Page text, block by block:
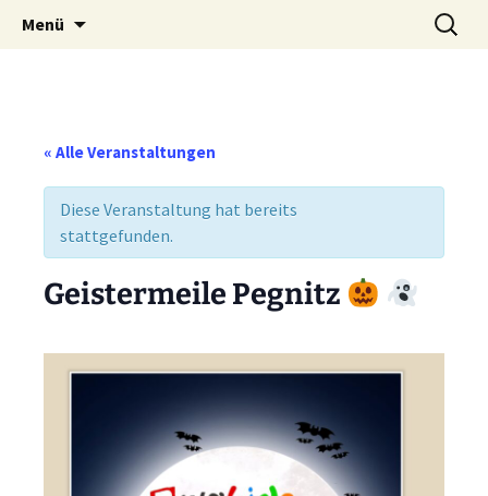
Tierhilfe
Weidenberg und Umgebung e.V.
Menü
Suchen
nach:
« Alle Veranstaltungen
Diese Veranstaltung hat bereits
stattgefunden.
Geistermeile Pegnitz